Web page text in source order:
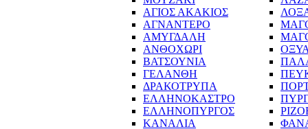
ΑΓΙΟΣ ΑΚΑΚΙΟΣ
ΑΓΝΑΝΤΕΡΟ
ΑΜΥΓΔΑΛΗ
ΑΝΘΟΧΩΡΙ
ΒΑΤΣΟΥΝΙΑ
ΓΕΛΑΝΘΗ
ΔΡΑΚΟΤΡΥΠΑ
ΕΛΛΗΝΟΚΑΣΤΡΟ
ΕΛΛΗΝΟΠΥΡΓΟΣ
ΚΑΝΑΛΙΑ